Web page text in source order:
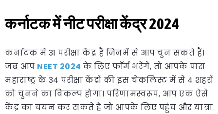
कर्नाटक में नीट परीक्षा केंद्र 2024
कर्नाटक में 31 परीक्षा केंद्र हैं जिनमें से आप चुन सकते हैं।
जब आप NEET 2024 के लिए फॉर्म भरेंगे, तो आपके पास
महाराष्ट्र के 34 परीक्षा केंद्रों की इस चेकलिस्ट में से 4 शहरों
को चुनने का विकल्प होगा। परिणामस्वरूप, आप एक ऐसे
केंद्र का चयन कर सकते हैं जो आपके लिए पहुंच और यात्रा